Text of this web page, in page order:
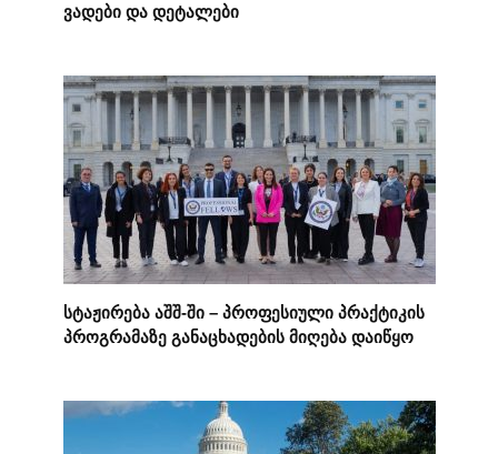
ვადები და დეტალები
სტაჟირება აშშ-ში – პროფესიული პრაქტიკის
პროგრამაზე განაცხადების მიღება დაიწყო